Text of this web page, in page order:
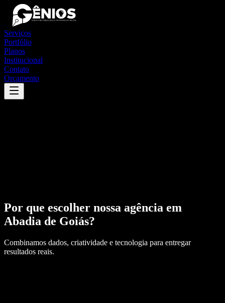
Serviços
Portfólio
Planos
Institucional
Contato
Orçamento
Por que escolher nossa agência em
Abadia de Goiás?
Combinamos dados, criatividade e tecnologia para entregar
resultados reais.